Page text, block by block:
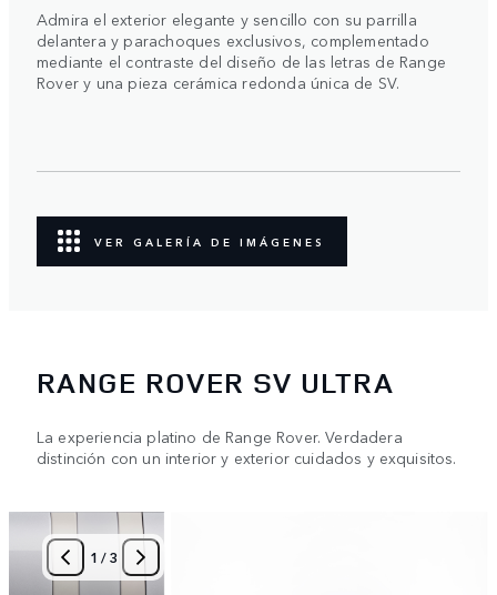
Admira el exterior elegante y sencillo con su parrilla
delantera y parachoques exclusivos, complementado
mediante el contraste del diseño de las letras de Range
Rover y una pieza cerámica redonda única de SV.
VER GALERÍA DE IMÁGENES
RANGE ROVER SV ULTRA
La experiencia platino de Range Rover. Verdadera
distinción con un interior y exterior cuidados y exquisitos.
1 /3